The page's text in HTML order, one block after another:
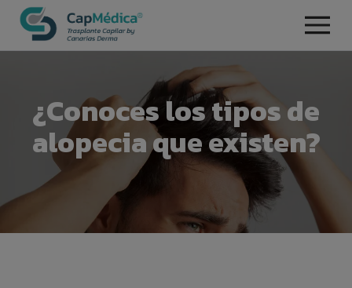
¿Conoces los tipos de
alopecia que existen?